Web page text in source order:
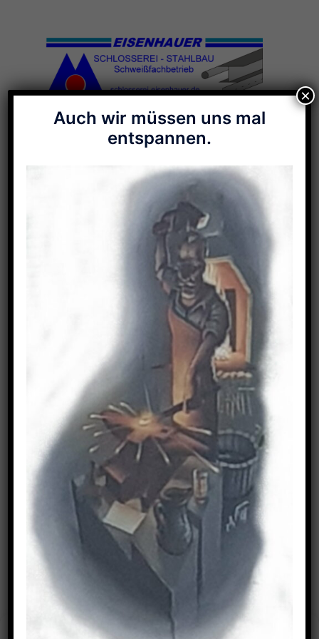
Cookie-Zustimmung
Menü
umschalten
Galerie-Stichwort:
Flammschablone
CNC Plasmaanlage
Zuschnitte
IMPRESSUM
Auch wir müssen uns mal
entspannen.
×